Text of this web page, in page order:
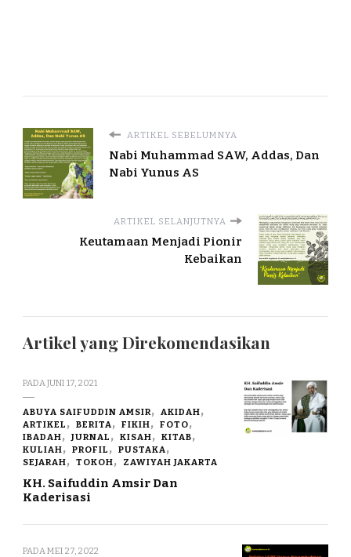
ARTIKEL SEBELUMNYA
Nabi Muhammad SAW, Addas, Dan
Nabi Yunus AS
ARTIKEL SELANJUTNYA
Keutamaan Menjadi Pionir
Kebaikan
Artikel yang Direkomendasikan
PADA JUNI 17, 2021
ABUYA SAIFUDDIN AMSIR
AKIDAH
ARTIKEL
BERITA FIKIH
FOTO
IBADAH
JURNAL KISAH
KITAB
KULIAH
PROFIL
PUSTAKA
SEJARAH
TOKOH ZAWIYAH JAKARTA
KH. Saifuddin Amsir Dan
Kaderisasi
PADA MEI 27, 2022